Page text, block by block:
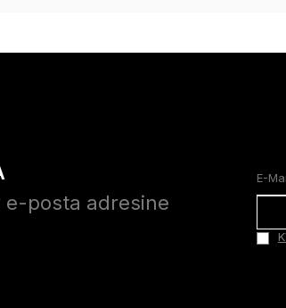
e-posta adresine